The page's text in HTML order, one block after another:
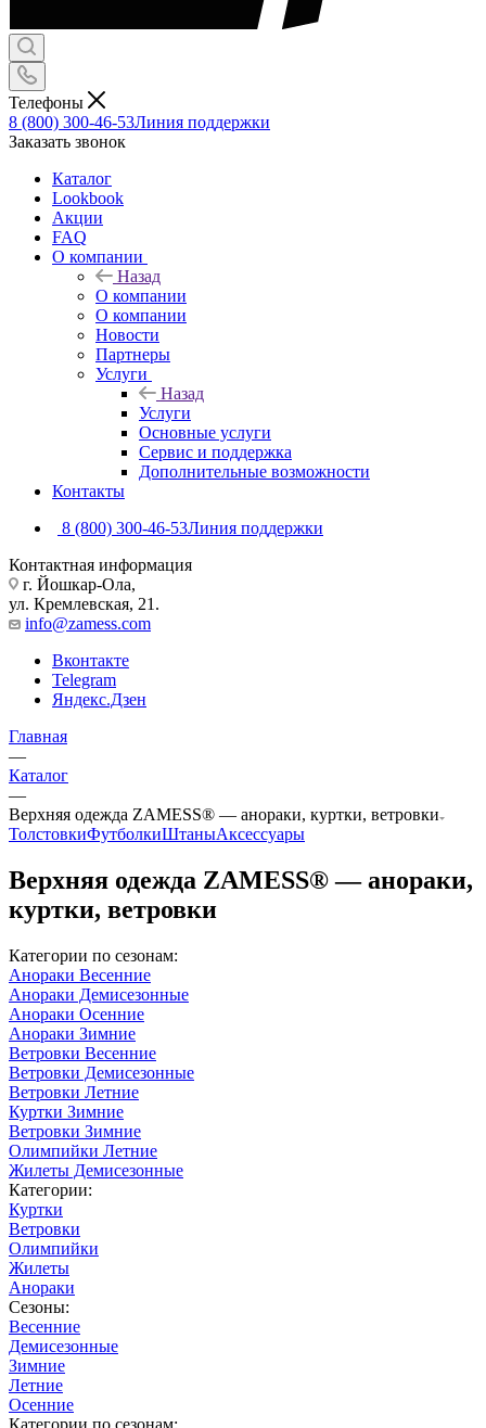
Телефоны
8 (800) 300-46-53Линия поддержки
Заказать звонок
Каталог
Lookbook
Акции
FAQ
О компании
Назад
О компании
О компании
Новости
Партнеры
Услуги
Назад
Услуги
Основные услуги
Сервис и поддержка
Дополнительные возможности
Контакты
8 (800) 300-46-53Линия поддержки
Контактная информация
г. Йошкар-Ола,
ул. Кремлевская, 21.
info@zamess.com
Вконтакте
Telegram
Яндекс.Дзен
Главная
—
Каталог
—
Верхняя одежда ZAMESS® — анораки, куртки, ветровки
ТолстовкиФутболкиШтаныАксессуары
Верхняя одежда ZAMESS® — анораки,
куртки, ветровки
Категории по сезонам:
Анораки Весенние
Анораки Демисезонные
Анораки Осенние
Анораки Зимние
Ветровки Весенние
Ветровки Демисезонные
Ветровки Летние
Куртки Зимние
Ветровки Зимние
Олимпийки Летние
Жилеты Демисезонные
Категории:
Куртки
Ветровки
Олимпийки
Жилеты
Анораки
Сезоны:
Весенние
Демисезонные
Зимние
Летние
Осенние
Категории по сезонам: